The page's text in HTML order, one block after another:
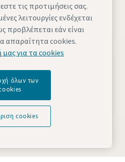
για την Atlas Copco
τον ιστότοπο
τις προτιμήσεις σας.
λειτουργίες ενδέχεται
προβλέπεται εάν είναι
απαραίτητα cookies.
για τα cookies
όλων των
cookies